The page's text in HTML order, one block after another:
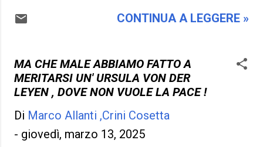
proteggersi se per questo c'è
altre guerre insensate , non è
detto che la guerra porti alla pace
, ma porti sempre scompiglio e
sarebbe niente da fare . Ma ci si
ostina a guardare la faccenda in
CONTINUA A LEGGERE »
MA CHE MALE ABBIAMO FATTO A
MERITARSI UN' URSULA VON DER
LEYEN , DOVE NON VUOLE LA PACE !
Di Marco Allanti ,Crini Cosetta
- giovedì, marzo 13, 2025